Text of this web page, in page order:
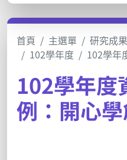
首頁 主選單 研究成
102學年度
102學年
102學年度
例：開心